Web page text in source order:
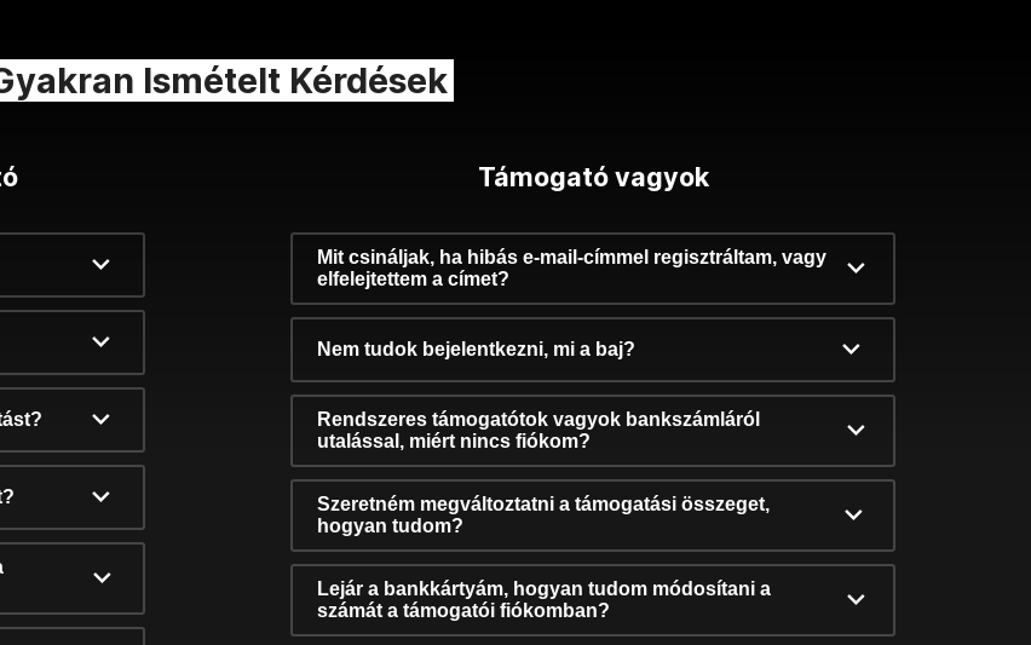
Ismételt Kérdések
Támogató vagyok
Mit csináljak, ha hibás e-mail-címmel regisztráltam, vagy
elfelejtettem a címet?
Nem tudok bejelentkezni, mi a baj?
Rendszeres támogatótok vagyok bankszámláról
utalással, miért nincs fiókom?
Szeretném megváltoztatni a támogatási összeget,
hogyan tudom?
Lejár a bankkártyám, hogyan tudom módosítani a
számát a támogatói fiókomban?